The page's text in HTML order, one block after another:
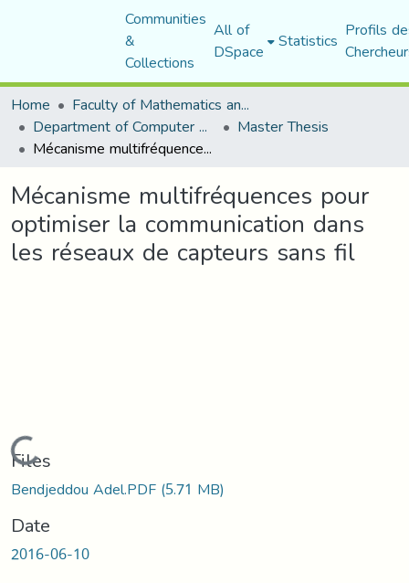
Communities
&
Collections
All of
DSpace Statistics Profils
Home
Faculty of Mathematics and Computer Science
Department of Computer Science Master Thesis
Mécanisme multifréquences pour optimiser la communication dans les réseaux de capteurs sans fil
Mécanisme multifréquences pour
optimiser la communication dans
les réseaux de capteurs sans fil
Loading...
Files
Bendjeddou Adel.PDF(5.71 MB)
Date
2016-06-10